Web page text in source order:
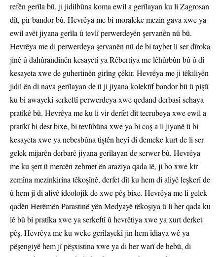
refên gerîla bû, ji jidilbûna koma ewil a gerîlayan ku li Zagrosan
dît, pir bandor bû. Hevrêya me bi moraleke mezin gava xwe ya
ewil avêt jiyana gerîla û tevlî perwerdeyên şervanên nû bû.
Hevrêya me di perwerdeya şervanên nû de bi taybet li ser dîroka
jinê û dahûrandinên kesayetî ya Rêbertiya me lêhûrbûn bû û di
kesayeta xwe de guhertinên girîng çêkir. Hevrêya me ji têkiliyên
jidil ên di nava gerîlayan de û ji jiyana kolektîf bandor bû û piştî
ku bi awayekî serkeftî perwerdeya xwe qedand derbasî sehaya
pratîkê bû. Hevrêya me ku li vir derfet dît tecrubeya xwe ewil a
pratîkî bi dest bixe, bi tevlîbûna xwe ya bi coş a li jiyanê û bi
kesayeta xwe ya nebesbûna tiştên heyî di demeke kurt de li ser
gelek mijarên derbarê jiyana gerîlayan de serwer bû. Hevrêya
me ku şert û mercên zehmet ên araziya qada lê, ji bo xwe kir
zemîna mezinkirina têkoşînê, derfet dît ku hem di aliyê leşkerî de
û hem jî di aliyê îdeolojîk de xwe pêş bixe. Hevrêya me li gelek
qadên Herêmên Parastinê yên Medyayê têkoşiya û li her qada ku
lê bû bi pratîka xwe ya serkeftî û hevrêtiya xwe ya xurt derket
pêş. Hevrêya me ku weke gerîlayekî jin hem îdiaya wê ya
pêşengiyê hem jî pêşxistina xwe ya di her warî de hebû, di